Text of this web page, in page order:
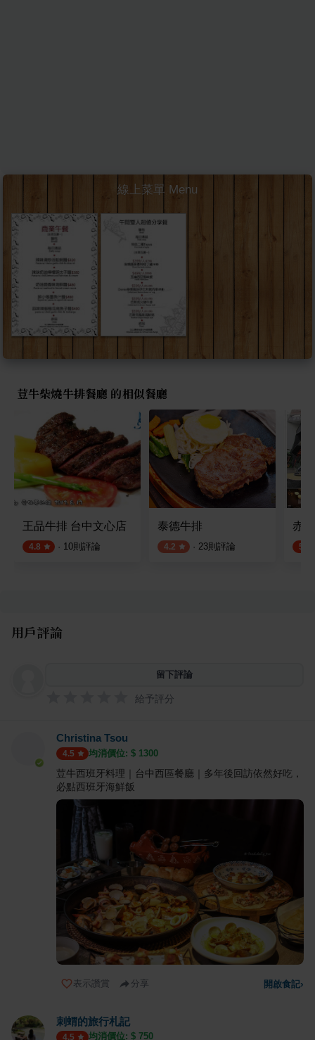
線上菜單 Menu
荳牛柴燒牛排餐廳 的相似餐廳
王品牛排 台中文心店
4.8 · 10則評論
泰德牛排
4.2 · 23則評論
赤
5.0
用戶評論
留下評論
給予評分
Christina Tsou
4.5 均消價位: $ 1300
荳牛西班牙料理｜台中西區餐廳｜多年後回訪依然好吃，
必點西班牙海鮮飯
表示讚賞 分享 開啟食記›
刺蝟的旅行札記
4.5 均消價位: $ 750